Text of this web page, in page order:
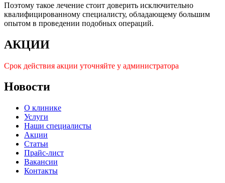
Поэтому такое лечение стоит доверить исключительно
квалифицированному специалисту, обладающему большим
опытом в проведении подобных операций.
АКЦИИ
Срок действия акции уточняйте у администратора
Новости
О клинике
Услуги
Наши специалисты
Акции
Статьи
Прайс-лист
Вакансии
Контакты